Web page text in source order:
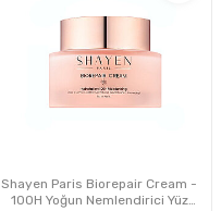
Shayen Paris Biorepair Cream -
100H Yoğun Nemlendirici Yüz